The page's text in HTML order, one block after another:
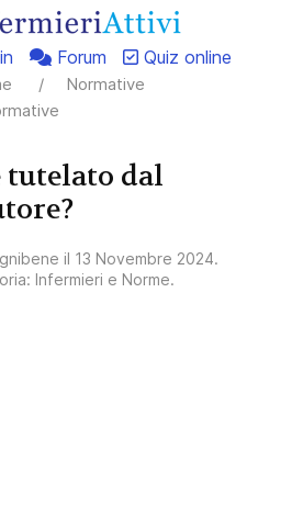
Forum
Quiz online
Normative
tutelato dal
il 13 Novembre 2024.
Infermieri e Norme.